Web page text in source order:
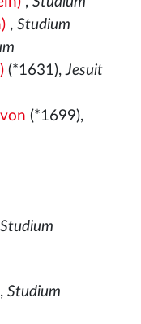
, Studium
(*1631),Jesuit
(*1699),
Studium
Studium